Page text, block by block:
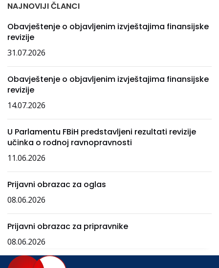
NAJNOVIJI ČLANCI
Obavještenje o objavljenim izvještajima finansijske
revizije
31.07.2026
Obavještenje o objavljenim izvještajima finansijske
revizije
14.07.2026
U Parlamentu FBiH predstavljeni rezultati revizije
učinka o rodnoj ravnopravnosti
11.06.2026
Prijavni obrazac za oglas
08.06.2026
Prijavni obrazac za pripravnike
08.06.2026